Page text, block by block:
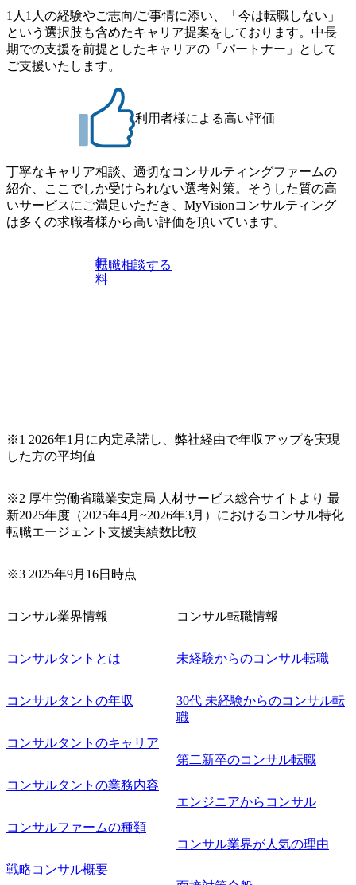
果、なりたいキャリアを反映できるｐｊにアサインしても
らえる ・シンプレクスというテクノロジーに強い部隊がい
るため、エンジニアの視点からも協業しクライアントへ価
値提供できる ・デリバリー中心の案件もあればセールス中
心の案件もあり、個々の裁量や得意領域に合わせた売り上
げの立て方を選べる ここ1年で社員数60名⇒100名超、売上
今期18億円⇒来期30億円（いずれも約170％アップ）と急成
長中のファームである また、成長中ファームのため優秀な
上司の近くで働けるチャンスも多い(ボストン・コンサルテ
ィング・グループ出身者等 (https://www.xspear.co.jp/member/ta
keto_kajita/)） 多様なメンバー、多様なプロジェクトによる
自己成長機会が多く、新たなチャレンジが可能 100名規模に
も関わらず、外資系戦略コンサルティングファームや総合
り、常に刺激を受けながらプロジェクトワークが可能 総合
コンサルティングファームの名の通り、全方位のクライア
サルティングファームの立ち上げフェーズに関わることが
できる 豊富な経験を持つコンサル経験者の場合は、自らチ
ーションの開発 など) シンプレクスの顧客基盤、エンジニ
アケイパビリティを活かた確度の高い事業立ち上げが経験
できる 2026年8月21日(金) 19:30〜21:30 (19:20開場) 2026年8
く可能性がございます。 このたび、ファーム経験者の方を
できる機会ですので、ぜひご参加ください。 当日はXspear
名参加する予定です！ ●費用 : 無料 虎ノ門ヒルズ付近 ※詳
している方
なるため、入居基準を満たす女性には住宅手当を支給しま
す。 住宅手当は、一般賃貸物件を従業員が契約し、規程で
定める金額を会社が支払います。 その他： 採用時や転勤等
による引っ越し費用は、会社が負担します。 2026年8月18日
(火) 19:00～20:00 2026年8月13日(木) 16:00 応募をご検討され
ている方を対象に、会社説明会を実施予定です。 ● 求人名
・【富山】半導体製造装置の生産エンジニア(製造・生産工
程の管理業務) ※主任候補・リーダークラス ・【砺波】半
導体製造装置の生産エンジニア(製造・生産工程の管理業務)
※顔出しは不要です。ご質問頂く際のみ、顔出ししていた
だければと存じます。
1人1人の経験やご志向/ご事情に添い、「今は転職しない」
という選択肢も含めたキャリア提案をしております。中長
期での支援を前提としたキャリアの「パートナー」として
ご支援いたします。
利用者様による高い評価
丁寧なキャリア相談、適切なコンサルティングファームの
紹介、ここでしか受けられない選考対策。そうした質の高
いサービスにご満足いただき、MyVisionコンサルティング
は多くの求職者様から高い評価を頂いています。
無
料
転職相談する
※1 2026年1月に内定承諾し、弊社経由で年収アップを実現
した方の平均値
※2 厚生労働省職業安定局 人材サービス総合サイトより 最
新2025年度（2025年4月~2026年3月）におけるコンサル特化
転職エージェント支援実績数比較
※3 2025年9月16日時点
コンサル業界情報
コンサルタントとは
コンサルタントの年収
コンサルタントのキャリア
コンサルタントの業務内容
コンサルファームの種類
戦略コンサル概要
コンサル転職情報
未経験からのコンサル転職
30代 未経験からのコンサル転
職
第二新卒のコンサル転職
エンジニアからコンサル
コンサル業界が人気の理由